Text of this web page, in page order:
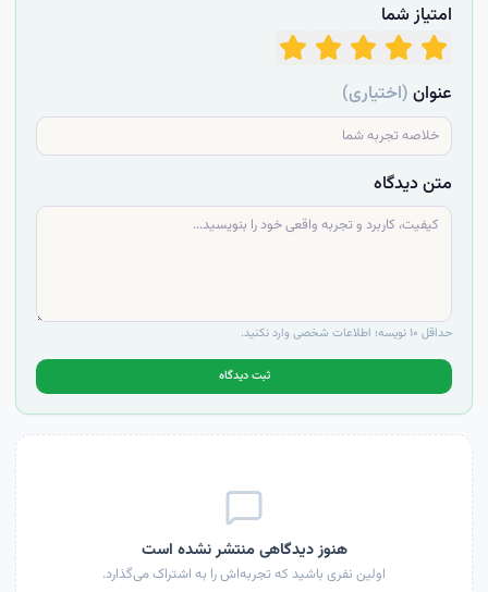
امتیاز شما
عنوان(اختیاری)
متن دیدگاه
حداقل ۱۰ نویسه؛ اطلاعات شخصی وارد نکنید.
ثبت دیدگاه
هنوز دیدگاهی منتشر نشده است
اولین نفری باشید که تجربه‌اش را به اشتراک می‌گذارد.